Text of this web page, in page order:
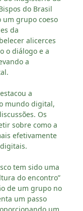
do Brasil
um grupo coeso
da
alicerces
o diálogo e a
a
a
mundo digital,
Os
sobre como a
efetivamente
tem sido uma
do encontro”
de um grupo no
um passo